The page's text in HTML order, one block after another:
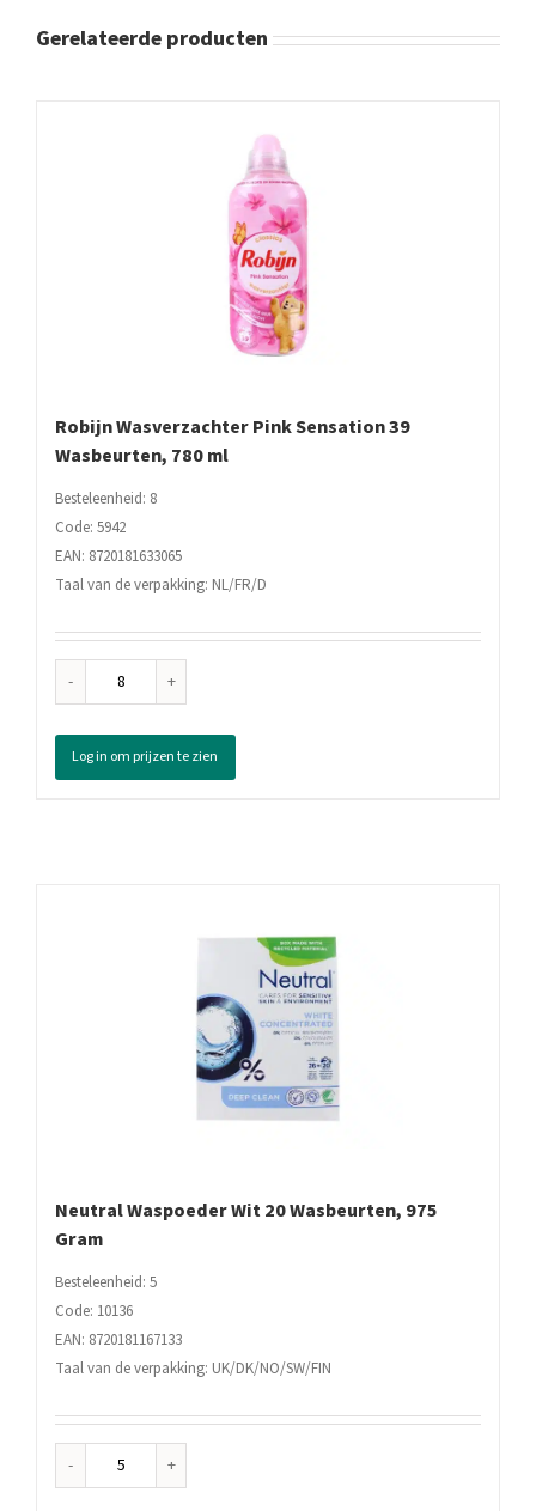
Gerelateerde producten
Robijn Wasverzachter Pink Sensation 39
Wasbeurten, 780 ml
Besteleenheid: 8
Code: 5942
EAN: 8720181633065
Taal van de verpakking: NL/FR/D
Robijn
Pink
Sensation
39
Log in om prijzen te zien
Neutral Waspoeder Wit 20 Wasbeurten, 975
Gram
Besteleenheid: 5
Code: 10136
EAN: 8720181167133
Taal van de verpakking: UK/DK/NO/SW/FIN
Neutral